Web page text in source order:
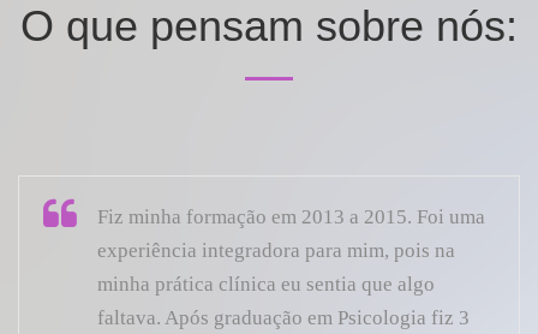
O que pensam sobre nós:
Fiz minha formação em 2013 a 2015. Foi uma
experiência integradora para mim, pois na
minha prática clínica eu sentia que algo
faltava. Após graduação em Psicologia fiz 3